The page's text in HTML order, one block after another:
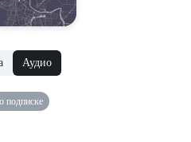
Аудио
подписке